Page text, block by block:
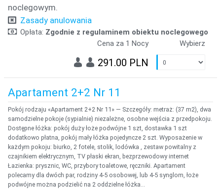
noclegowym.
Zasady anulowania
Opłata: Zgodnie z regulaminem obiektu noclegowego
Cena za 1 Nocy
Wybierz
291.00 PLN
Apartament 2+2 Nr 11
Pokój rodzaju «Apartament 2+2 Nr 11» — Szczegóły: metraż: (37 m2), dwa
samodzielne pokoje (sypialnie) niezależne, osobne wejścia z przedpokoju.
Dostępne łóżka: pokój duży łoże podwójne 1 szt, dostawka 1 szt
dodatkowo płatna, pokój mały łóżka pojedyncze 2 szt. Wyposażenie w
każdym pokoju: biurko, 2 fotele, stolik, lodówka , zestaw powitalny z
czajnikiem elektrycznym, TV płaski ekran, bezprzewodowy internet
Łazienka: prysznic, WC, przybory toaletowe, ręczniki. Apartament
polecamy dla dwóch par, rodziny 4-5 osobowej, lub 4-5 synglom, łoże
podwójne można podzielić na 2 oddzielne łóżka...